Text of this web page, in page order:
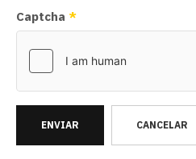
Captcha *
ENVIAR CANCELAR